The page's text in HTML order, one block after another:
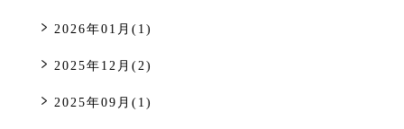
2026年01月(1)
2025年12月(2)
2025年09月(1)